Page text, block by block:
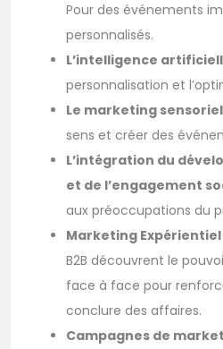
Pour des événements
personnalisés.
L’intelligence
personnalisation et
Le marketing
sens et créer des
L’intégration du
et de l’engagement
aux préoccupations du
Marketing Expérientiel
B2B découvrent le
face à face pour
conclure des affaires.
Campagnes de